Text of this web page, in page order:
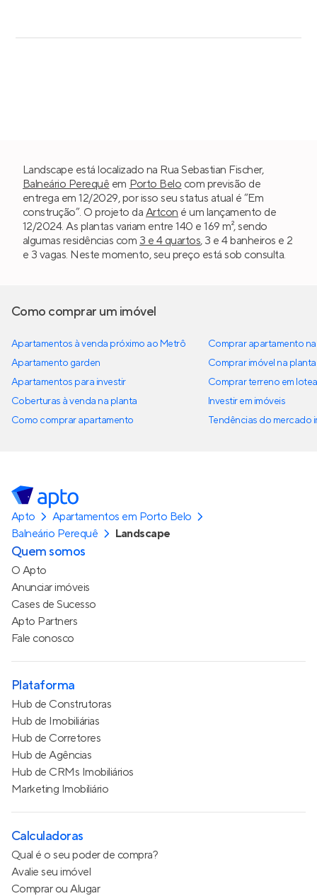
Landscape está localizado na Rua Sebastian Fischer,
Balneário Perequê em Porto Belo com previsão de
entrega em 12/2029, por isso seu status atual é “Em
construção”. O projeto da Artcon é um lançamento de
12/2024. As plantas variam entre 140 e 169 m², sendo
algumas residências com 3 e 4 quartos, 3 e 4 banheiros e 2
e 3 vagas. Neste momento, seu preço está sob consulta.
Como comprar um imóvel
Apartamentos à venda próximo ao Metrô
Apartamento garden
Apartamentos para investir
Coberturas à venda na planta
Como comprar apartamento
Comprar apartamento
Comprar imóvel na planta
Comprar terreno em
Investir em imóveis
Tendências do mercado
Apto
Apartamentos em Porto Belo
Balneário Perequê
Landscape
Quem somos
O Apto
Anunciar imóveis
Cases de Sucesso
Apto Partners
Fale conosco
Plataforma
Hub de Construtoras
Hub de Imobiliárias
Hub de Corretores
Hub de Agências
Hub de CRMs Imobiliários
Marketing Imobiliário
Calculadoras
Qual é o seu poder de compra?
Avalie seu imóvel
Comprar ou Alugar